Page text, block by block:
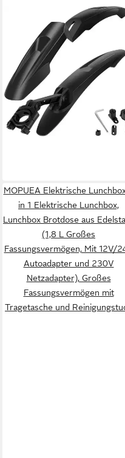
LUXUSKOLLEKTION
Schutzblech Fahrrad
Schutzblech Set Universal-
Montage für 24-29 Zoll
Mountainbikes
54,95 €
in 7-9 Werktagen bei dir
MOPUEA Elektrische
in 1 Elektrische Lunchbox,
Lunchbox Brotdose aus
(1,8 L Großes
Fassungsvermögen, Mit 12V/
Autoadapter und 230V
Netzadapter), Großes
Fassungsvermögen mit
Tragetasche und